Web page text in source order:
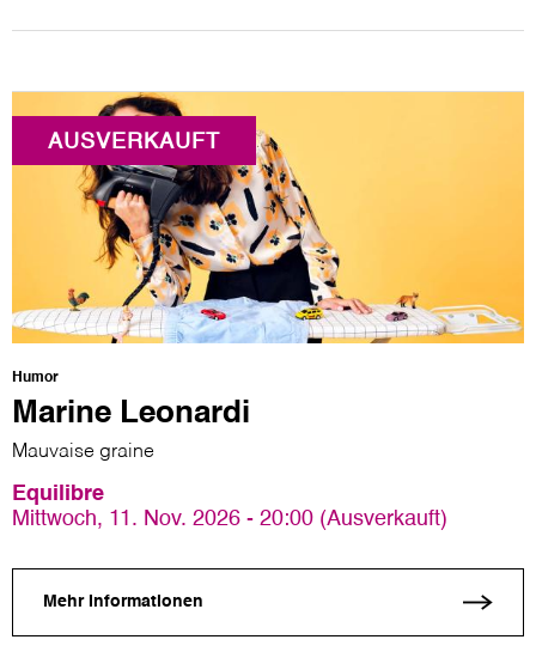
AUSVERKAUFT
Humor
Marine Leonardi
Mauvaise graine
Equilibre
Mittwoch, 11. Nov. 2026 - 20:00 (Ausverkauft)
Mehr Informationen